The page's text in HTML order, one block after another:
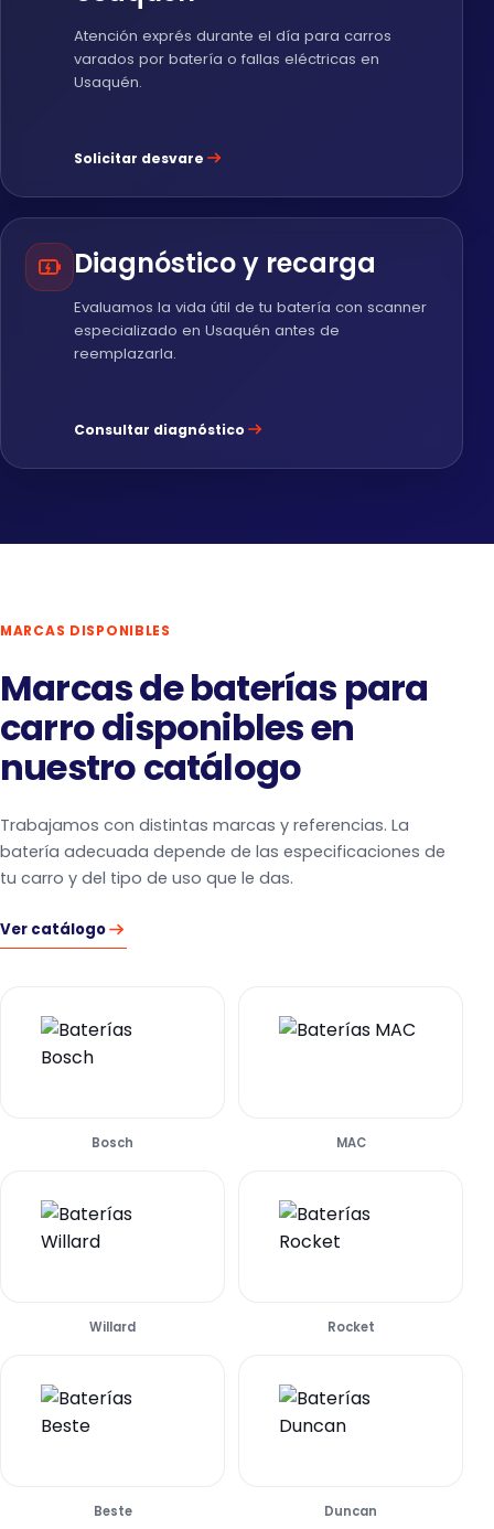
Atención exprés durante el día para carros
varados por batería o fallas eléctricas en
Usaquén.
Solicitar desvare
Diagnóstico y recarga
Evaluamos la vida útil de tu batería con scanner
especializado en Usaquén antes de
reemplazarla.
Consultar diagnóstico
MARCAS DISPONIBLES
Marcas de baterías para
carro disponibles en
nuestro catálogo
Trabajamos con distintas marcas y referencias. La
batería adecuada depende de las especificaciones de
tu carro y del tipo de uso que le das.
Ver catálogo
Bosch MAC
Willard Rocket
Beste Duncan